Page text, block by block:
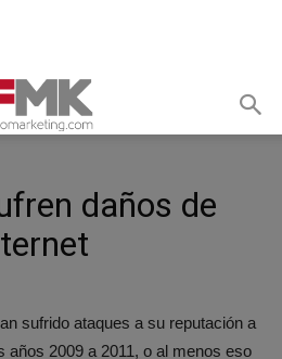
daños de
sufrido ataques a su reputación a
años 2009 a 2011, o al menos eso